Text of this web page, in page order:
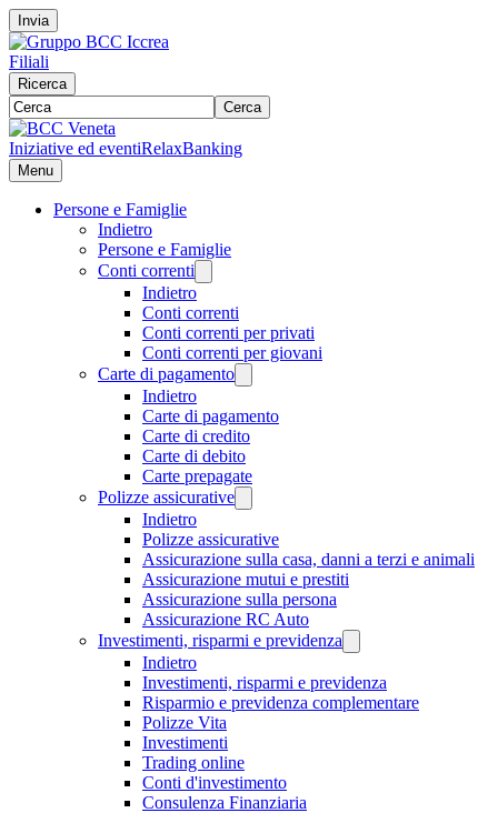
Invia
Filiali
Ricerca
Cerca
Iniziative ed eventiRelaxBanking
Menu
Persone e Famiglie
Indietro
Persone e Famiglie
Conti correnti
Indietro
Conti correnti
Conti correnti per privati
Conti correnti per giovani
Carte di pagamento
Indietro
Carte di pagamento
Carte di credito
Carte di debito
Carte prepagate
Polizze assicurative
Indietro
Polizze assicurative
Assicurazione sulla casa, danni a terzi e animali
Assicurazione mutui e prestiti
Assicurazione sulla persona
Assicurazione RC Auto
Investimenti, risparmi e previdenza
Indietro
Investimenti, risparmi e previdenza
Risparmio e previdenza complementare
Polizze Vita
Investimenti
Trading online
Conti d'investimento
Consulenza Finanziaria